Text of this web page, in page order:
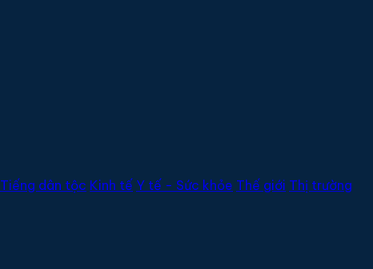
Tiếng dân tộc Kinh tế Y tế - Sức khỏe Thế giới Thị trường